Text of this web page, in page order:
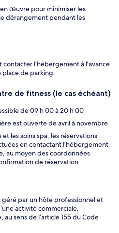
œuvre pour minimiser les
dérangement pendant les
contacter l'hébergement à l'avance
place de parking
de fitness (le cas échéant)
de 09 h 00 à 20 h 00
est ouverte de avril à novembre
et les soins spa, les réservations
en contactant l'hébergement
au moyen des coordonnées
de réservation
par un hôte professionnel et
activité commerciale,
sens de l’article 155 du Code